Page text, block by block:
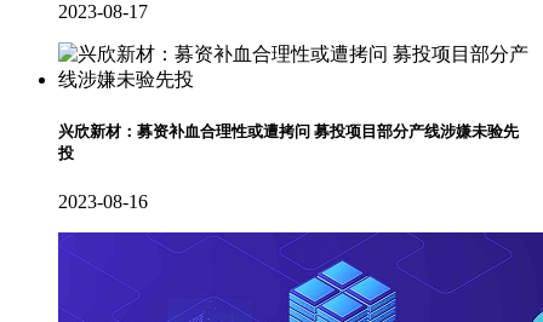
2023-08-17
兴欣新材：募资补血合理性或遭拷问 募投项目部分产线涉嫌未验先
投
2023-08-16